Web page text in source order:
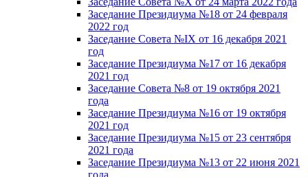
Заседание Президиума №18 от 24 февраля
2022 год
Заседание Совета №IX от 16 декабря 2021
год
Заседание Президиума №17 от 16 декабря
2021 год
Заседание Совета №8 от 19 октября 2021
года
Заседание Президиума №16 от 19 октября
2021 год
Заседание Президиума №15 от 23 сентября
2021 года
Заседание Президиума №13 от 22 июня 2021
года